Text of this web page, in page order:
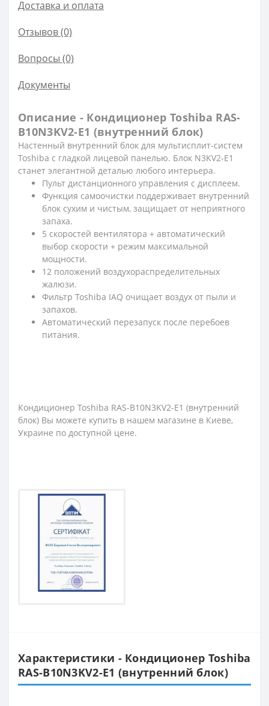
Доставка и оплата
Отзывов (0)
Вопросы (0)
Документы
Описание - Кондиционер Toshiba RAS-
B10N3KV2-Е1 (внутренний блок)
Настенный внутренний блок для мультисплит-систем
Toshiba c гладкой лицевой панелью. Блок N3KV2-E1
станет элегантной деталью любого интерьера.
Пульт дистанционного управления с дисплеем.
Функция самоочистки поддерживает внутренний
блок сухим и чистым, защищает от неприятного
запаха.
5 скоростей вентилятора + автоматический
выбор скорости + режим максимальной
мощности.
12 положений воздухораспределительных
жалюзи.
Фильтр Toshiba IAQ очищает воздух от пыли и
запахов.
Автоматический перезапуск после перебоев
питания.
Кондиционер Toshiba RAS-B10N3KV2-Е1 (внутренний
блок) Вы можете купить в нашем магазине в Киеве,
Украине по доступной цене.
Характеристики - Кондиционер Toshiba
RAS-B10N3KV2-Е1 (внутренний блок)